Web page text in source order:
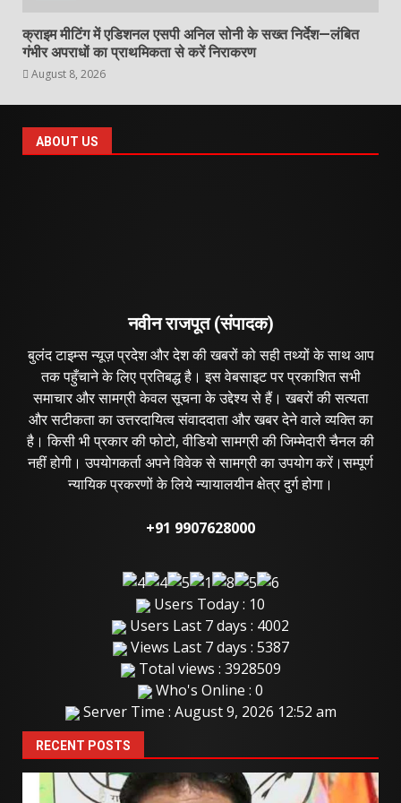
क्राइम मीटिंग में एडिशनल एसपी अनिल सोनी के सख्त निर्देश—लंबित
गंभीर अपराधों का प्राथमिकता से करें निराकरण
August 8, 2026
ABOUT US
नवीन राजपूत (संपादक)
बुलंद टाइम्स न्यूज़ प्रदेश और देश की खबरों को सही तथ्यों के साथ आप
तक पहुँचाने के लिए प्रतिबद्ध है। इस वेबसाइट पर प्रकाशित सभी
समाचार और सामग्री केवल सूचना के उद्देश्य से हैं। खबरों की सत्यता
और सटीकता का उत्तरदायित्व संवाददाता और खबर देने वाले व्यक्ति का
है। किसी भी प्रकार की फोटो, वीडियो सामग्री की जिम्मेदारी चैनल की
नहीं होगी। उपयोगकर्ता अपने विवेक से सामग्री का उपयोग करें।सम्पूर्ण
न्यायिक प्रकरणों के लिये न्यायालयीन क्षेत्र दुर्ग होगा।
+91 9907628000
Users Today : 10
Users Last 7 days : 4002
Views Last 7 days : 5387
Total views : 3928509
Who's Online : 0
Server Time : August 9, 2026 12:52 am
RECENT POSTS